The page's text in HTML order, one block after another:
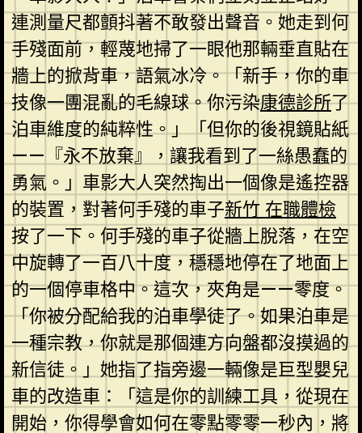
連測量尺都顫抖著不敢發出聲音。她走到何
手殘面前，輕蔑地掃了一眼他那輛垂直貼在
牆上的掀背車，語氣冰冷。「新手，你的車
技像一團混亂的毛線球。你污染康德診所了
泊車維度的純粹性。」「但你的後視鏡貼紙
——『永不放棄』，讓我看到了一絲愚蠢的
勇氣。」車影大人突然掏出一個像是遙控器
的裝置，對著何手殘的車子新竹 在職體檢
按了一下。何手殘的車子從牆上脫落，在空
中旋轉了一百八十度，穩穩地停在了地面上
的一個停車格中。這次，夾角是——零度。
「你被分配給我的泊車學徒了。如果泊車是
一種宗教，你就是那個連方向盤都沒摸過的
新信徒。」她指了指旁邊一輛像是巨型嬰兒
車的改造車：「這是你的訓練工具，從現在
開始，你得學會如何在零點零零一秒內，將